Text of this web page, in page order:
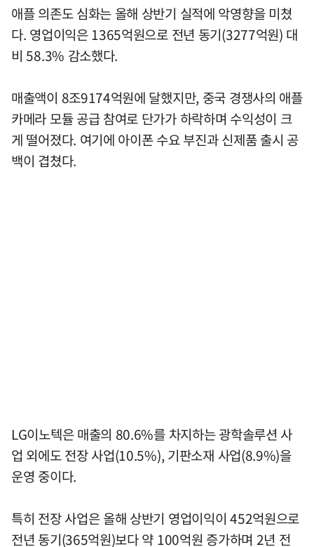
애플 의존도 심화는 올해 상반기 실적에 악영향을 미쳤
다. 영업이익은 1365억원으로 전년 동기(3277억원) 대
비 58.3% 감소했다.
매출액이 8조9174억원에 달했지만, 중국 경쟁사의 애플
카메라 모듈 공급 참여로 단가가 하락하며 수익성이 크
게 떨어졌다. 여기에 아이폰 수요 부진과 신제품 출시 공
백이 겹쳤다.
LG이노텍은 매출의 80.6%를 차지하는 광학솔루션 사
업 외에도 전장 사업(10.5%), 기판소재 사업(8.9%)을
운영 중이다.
특히 전장 사업은 올해 상반기 영업이익이 452억원으로
전년 동기(365억원)보다 약 100억원 증가하며 2년 전